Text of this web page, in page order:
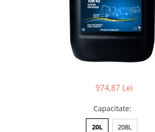
Lichide Întreținere
Lichide Întreținere Autoturisme
Lichide Întreținere Camioane
Lichide Întreținere Motociclete
974,87 Lei
Capacitate:
20L 208L